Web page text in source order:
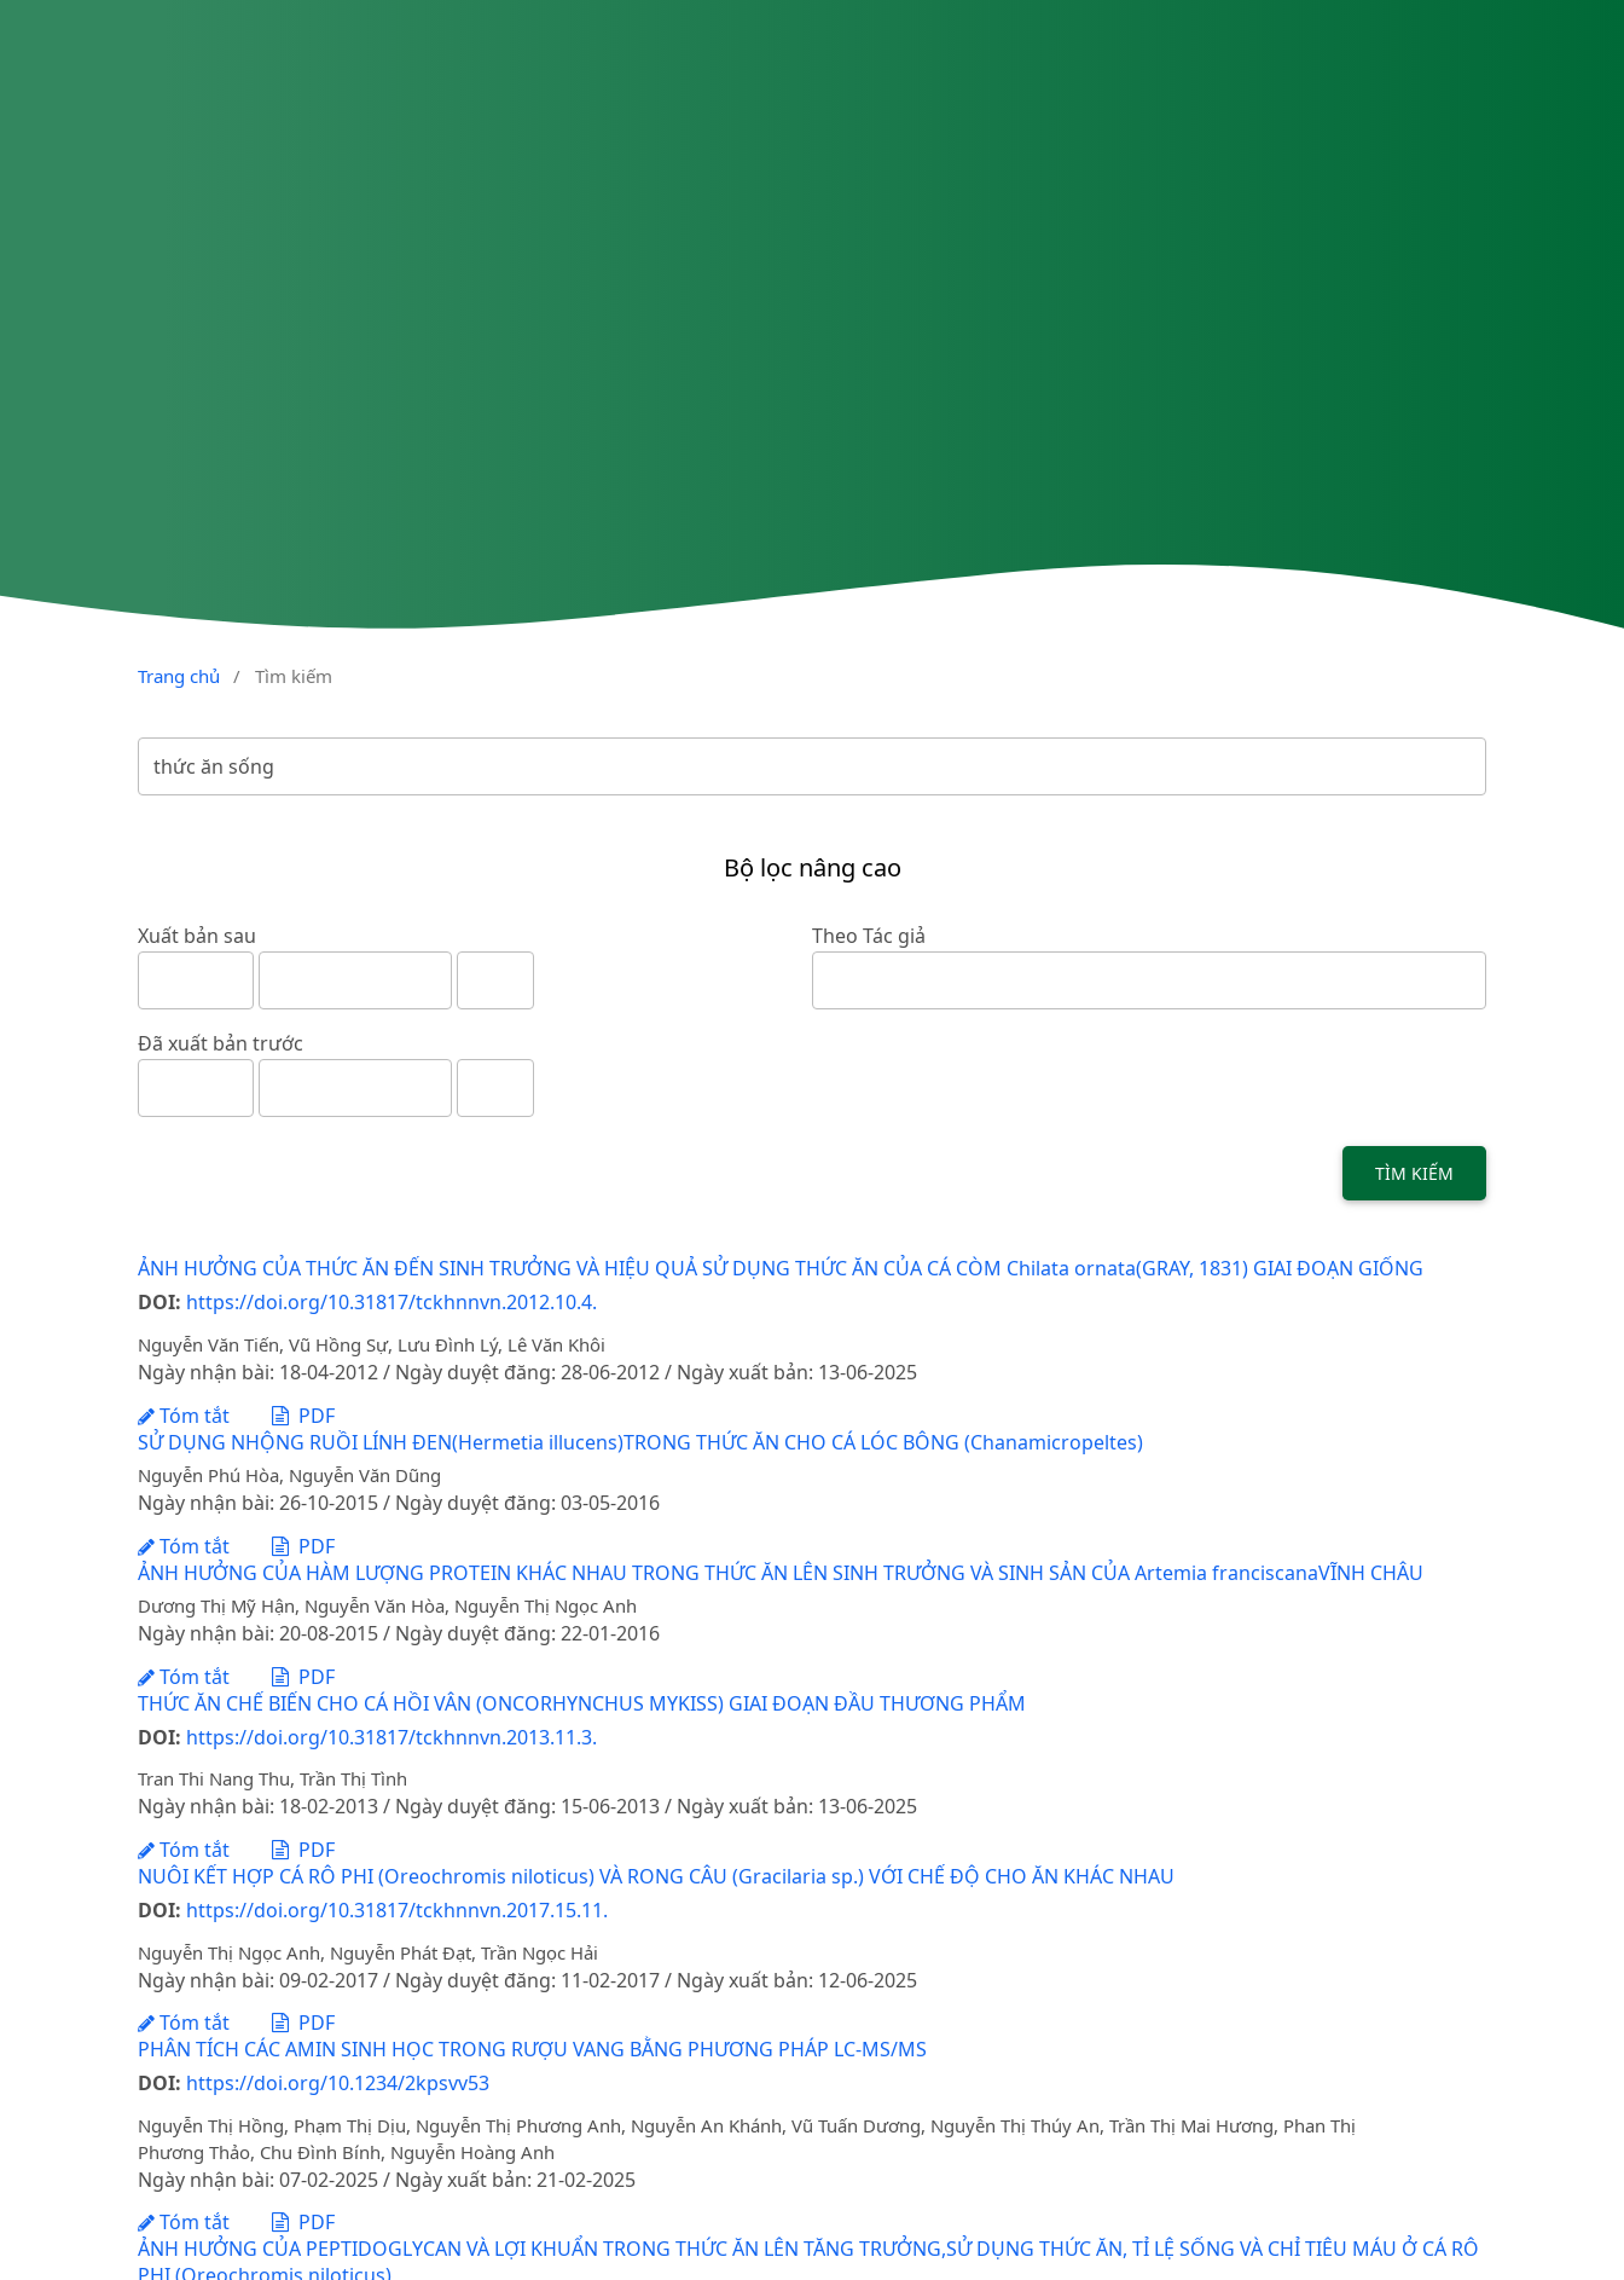
Trang chủ / Tìm kiếm
Bộ lọc nâng cao
Xuất bản sau
Đã xuất bản trước
Theo Tác giả
TÌM KIẾM
ẢNH HƯỞNG CỦA THỨC ĂN ĐẾN SINH TRƯỞNG VÀ HIỆU QUẢ SỬ DỤNG THỨC ĂN CỦA CÁ CÒM Chilata ornata(GRAY, 1831) GIAI ĐOẠN GIỐNG
DOI: https://doi.org/10.31817/tckhnnvn.2012.10.4.
Nguyễn Văn Tiến, Vũ Hồng Sự, Lưu Đình Lý, Lê Văn Khôi
Ngày nhận bài: 18-04-2012 / Ngày duyệt đăng: 28-06-2012 / Ngày xuất bản: 13-06-2025
Tóm tắt
PDF
SỬ DỤNG NHỘNG RUỒI LÍNH ĐEN(Hermetia illucens)TRONG THỨC ĂN CHO CÁ LÓC BÔNG (Chanamicropeltes)
Nguyễn Phú Hòa, Nguyễn Văn Dũng
Ngày nhận bài: 26-10-2015 / Ngày duyệt đăng: 03-05-2016
Tóm tắt
PDF
ẢNH HƯỞNG CỦA HÀM LƯỢNG PROTEIN KHÁC NHAU TRONG THỨC ĂN LÊN SINH TRƯỞNG VÀ SINH SẢN CỦA Artemia franciscanaVĨNH CHÂU
Dương Thị Mỹ Hận, Nguyễn Văn Hòa, Nguyễn Thị Ngọc Anh
Ngày nhận bài: 20-08-2015 / Ngày duyệt đăng: 22-01-2016
Tóm tắt
PDF
THỨC ĂN CHẾ BIẾN CHO CÁ HỒI VÂN (ONCORHYNCHUS MYKISS) GIAI ĐOẠN ĐẦU THƯƠNG PHẨM
DOI: https://doi.org/10.31817/tckhnnvn.2013.11.3.
Tran Thi Nang Thu, Trần Thị Tình
Ngày nhận bài: 18-02-2013 / Ngày duyệt đăng: 15-06-2013 / Ngày xuất bản: 13-06-2025
Tóm tắt
PDF
NUÔI KẾT HỢP CÁ RÔ PHI (Oreochromis niloticus) VÀ RONG CÂU (Gracilaria sp.) VỚI CHẾ ĐỘ CHO ĂN KHÁC NHAU
DOI: https://doi.org/10.31817/tckhnnvn.2017.15.11.
Nguyễn Thị Ngọc Anh, Nguyễn Phát Đạt, Trần Ngọc Hải
Ngày nhận bài: 09-02-2017 / Ngày duyệt đăng: 11-02-2017 / Ngày xuất bản: 12-06-2025
Tóm tắt
PDF
PHÂN TÍCH CÁC AMIN SINH HỌC TRONG RƯỢU VANG BẰNG PHƯƠNG PHÁP LC-MS/MS
DOI: https://doi.org/10.1234/2kpsvv53
Nguyễn Thị Hồng, Phạm Thị Dịu, Nguyễn Thị Phương Anh, Nguyễn An Khánh, Vũ Tuấn Dương, Nguyễn Thị Thúy An, Trần Thị Mai Hương, Phan Thị
Phương Thảo, Chu Đình Bính, Nguyễn Hoàng Anh
Ngày nhận bài: 07-02-2025 / Ngày xuất bản: 21-02-2025
Tóm tắt
PDF
ẢNH HƯỞNG CỦA PEPTIDOGLYCAN VÀ LỢI KHUẨN TRONG THỨC ĂN LÊN TĂNG TRƯỞNG,SỬ DỤNG THỨC ĂN, TỈ LỆ SỐNG VÀ CHỈ TIÊU MÁU Ở CÁ RÔ